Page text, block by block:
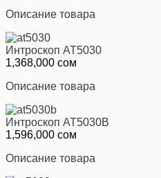
Описание товара
Интроскоп AT5030
1,368,000 сом
Описание товара
Интроскоп AT5030В
1,596,000 сом
Описание товара